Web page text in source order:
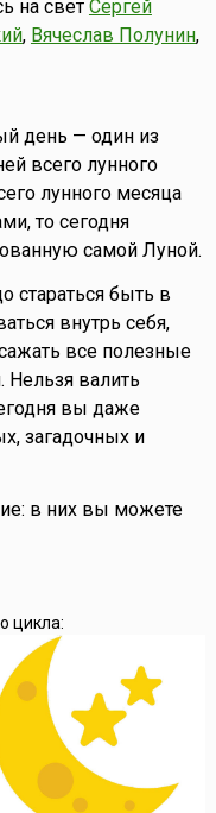
на свет Сергей
, Вячеслав Полунин,
день — один из
всего лунного
лунного месяца
то сегодня
самой Луной.
стараться быть в
внутрь себя,
все полезные
Нельзя валить
вы даже
загадочных и
в них вы можете
цикла: